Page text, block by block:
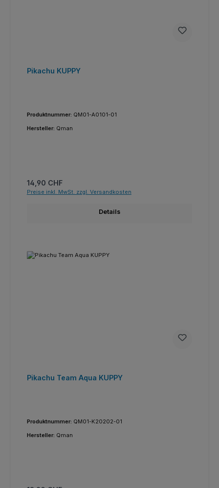
Pikachu KUPPY
Produktnummer: QM01-A0101-01
Hersteller: Qman
Regulärer Preis:
14,90 CHF
Preise inkl. MwSt. zzgl. Versandkosten
Details
Pikachu Team Aqua KUPPY
Produktnummer: QM01-K20202-01
Hersteller: Qman